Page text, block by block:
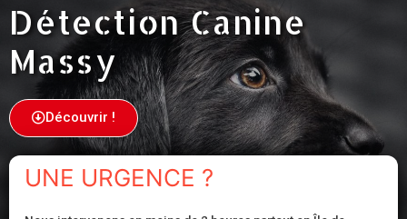
Détection Canine
Massy
Découvrir !
UNE URGENCE ?